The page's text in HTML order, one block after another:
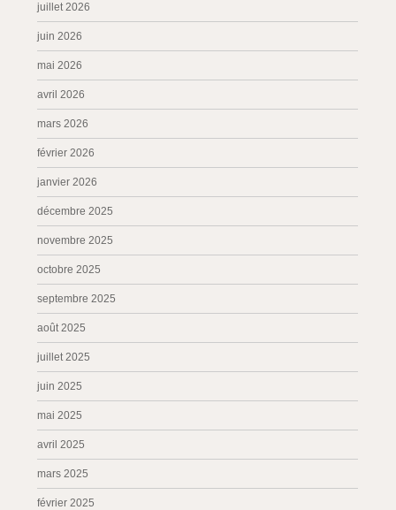
juillet 2026
juin 2026
mai 2026
avril 2026
mars 2026
février 2026
janvier 2026
décembre 2025
novembre 2025
octobre 2025
septembre 2025
août 2025
juillet 2025
juin 2025
mai 2025
avril 2025
mars 2025
février 2025